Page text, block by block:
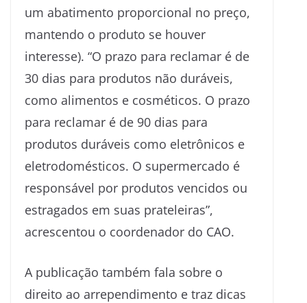
um abatimento proporcional no preço,
mantendo o produto se houver
interesse). “O prazo para reclamar é de
30 dias para produtos não duráveis,
como alimentos e cosméticos. O prazo
para reclamar é de 90 dias para
produtos duráveis como eletrônicos e
eletrodomésticos. O supermercado é
responsável por produtos vencidos ou
estragados em suas prateleiras”,
acrescentou o coordenador do CAO.
A publicação também fala sobre o
direito ao arrependimento e traz dicas